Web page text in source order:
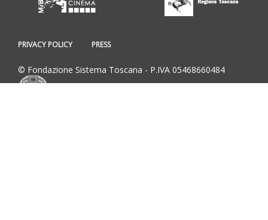
PRIVACY POLICY PRESS
© Fondazione Sistema Toscana - P.IVA 05468660484